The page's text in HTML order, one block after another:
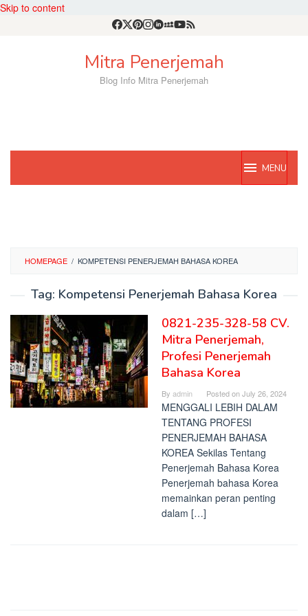
Skip to content
Mitra Penerjemah
Blog Info Mitra Penerjemah
MENU
HOMEPAGE / KOMPETENSI PENERJEMAH BAHASA KOREA
Tag: Kompetensi Penerjemah Bahasa Korea
0821-235-328-58 CV.
Mitra Penerjemah,
Profesi Penerjemah
Bahasa Korea
By admin Posted onJuly 26, 2024
MENGGALI LEBIH DALAM
TENTANG PROFESI
PENERJEMAH BAHASA
KOREA Sekilas Tentang
Penerjemah Bahasa Korea
Penerjemah bahasa Korea
memainkan peran penting
dalam […]